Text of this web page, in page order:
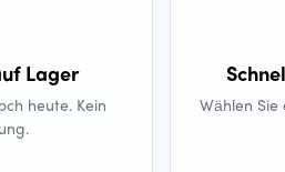
Lager
heute. Kein
Wählen